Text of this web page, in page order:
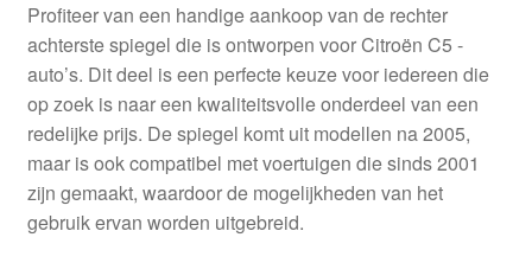
Profiteer van een handige aankoop van de rechter
achterste spiegel die is ontworpen voor Citroën C5 -
auto’s. Dit deel is een perfecte keuze voor iedereen die
op zoek is naar een kwaliteitsvolle onderdeel van een
redelijke prijs. De spiegel komt uit modellen na 2005,
maar is ook compatibel met voertuigen die sinds 2001
zijn gemaakt, waardoor de mogelijkheden van het
gebruik ervan worden uitgebreid.